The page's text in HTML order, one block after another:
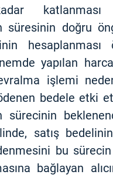
katlanması
süresinin doğru
hesaplanması
yapılan
işlemi
bedele etki
sürecinin
satış
bu sürecin
bağlayan